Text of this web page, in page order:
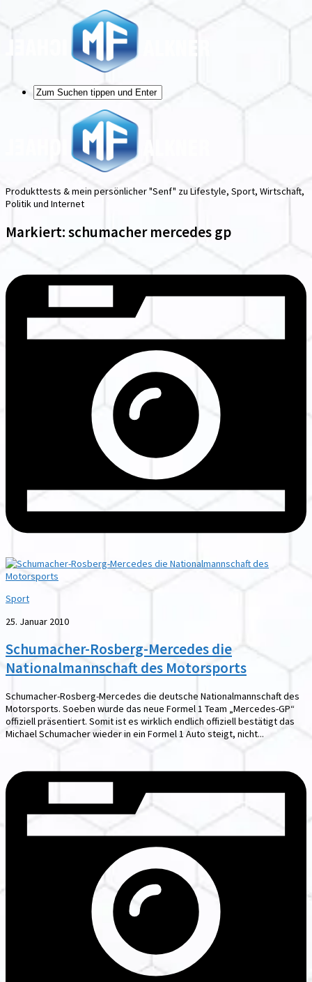
Produkttests & mein persönlicher "Senf" zu Lifestyle, Sport, Wirtschaft,
Politik und Internet
Markiert:schumacher mercedes gp
Sport
25. Januar 2010
Schumacher-Rosberg-Mercedes die
Nationalmannschaft des Motorsports
Schumacher-Rosberg-Mercedes die deutsche Nationalmannschaft des
Motorsports. Soeben wurde das neue Formel 1 Team „Mercedes-GP“
offiziell präsentiert. Somit ist es wirklich endlich offiziell bestätigt das
Michael Schumacher wieder in ein Formel 1 Auto steigt, nicht...